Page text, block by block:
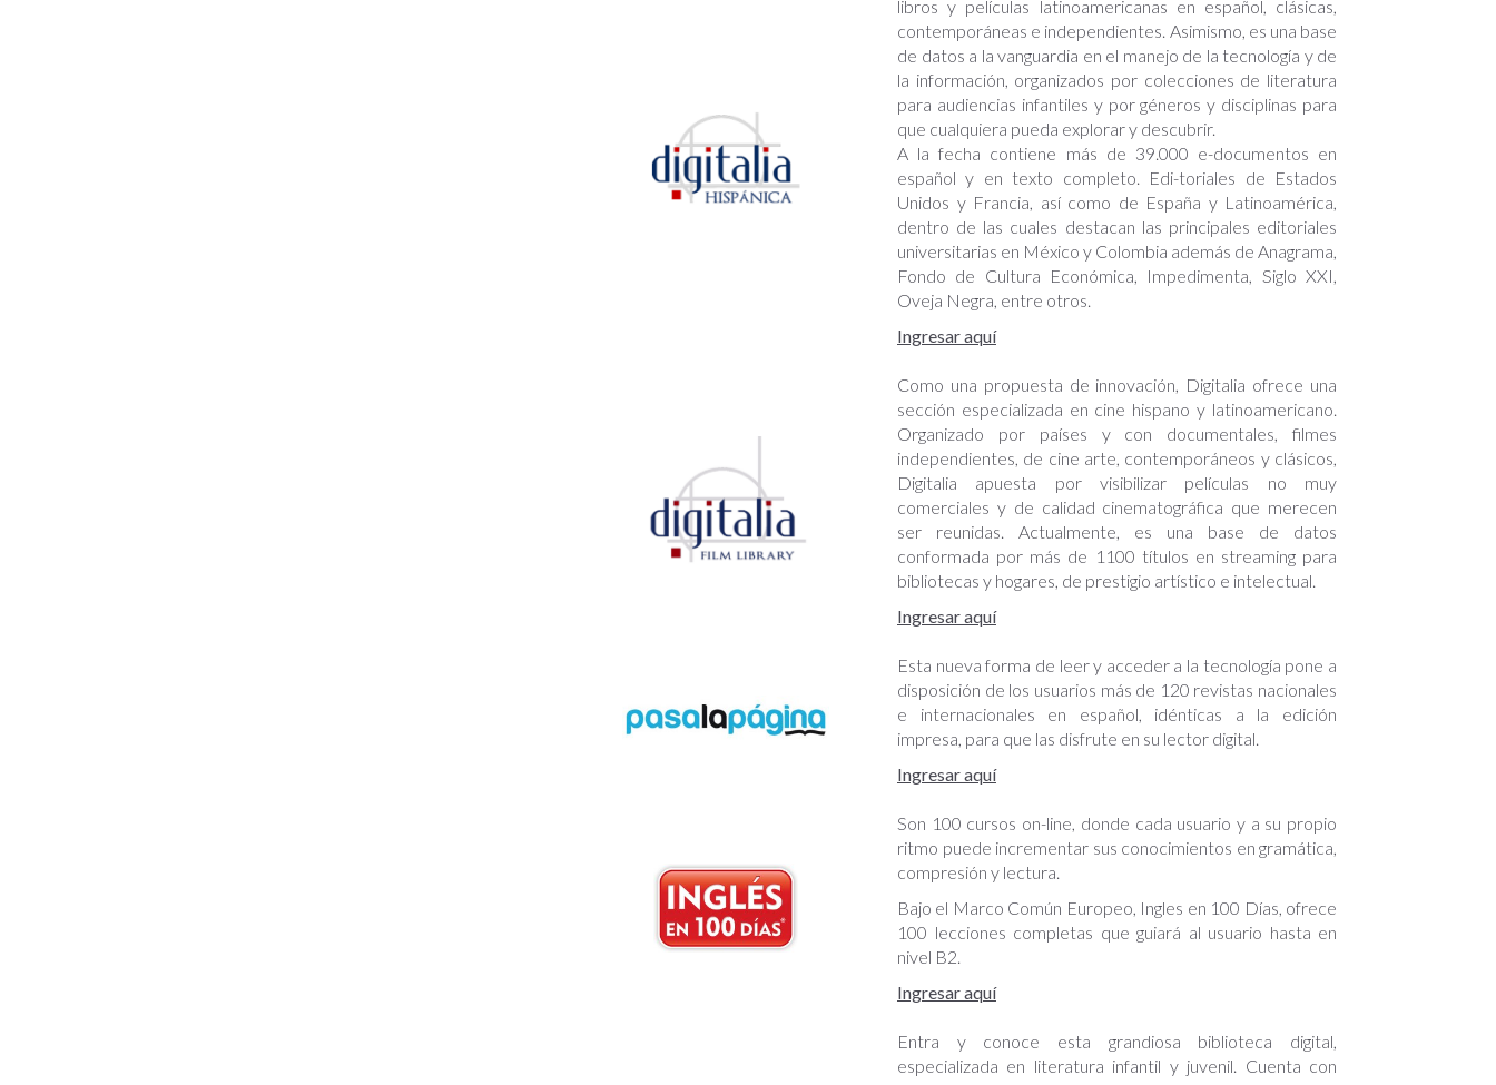
libros y películas latinoamericanas en español, clásicas,
contemporáneas e independientes. Asimismo, es una base
de datos a la vanguardia en el manejo de la tecnología y de
la información, organizados por colecciones de literatura
para audiencias infantiles y por géneros y disciplinas para
que cualquiera pueda explorar y descubrir.
A la fecha contiene más de 39.000 e-documentos en
español y en texto completo. Edi-toriales de Estados
Unidos y Francia, así como de España y Latinoamérica,
dentro de las cuales destacan las principales editoriales
universitarias en México y Colombia además de Anagrama,
Fondo de Cultura Económica, Impedimenta, Siglo XXI,
Oveja Negra, entre otros.
Ingresar aquí
Como una propuesta de innovación, Digitalia ofrece una
sección especializada en cine hispano y latinoamericano.
Organizado por países y con documentales, filmes
independientes, de cine arte, contemporáneos y clásicos,
Digitalia apuesta por visibilizar películas no muy
comerciales y de calidad cinematográfica que merecen
ser reunidas. Actualmente, es una base de datos
conformada por más de 1100 títulos en streaming para
bibliotecas y hogares, de prestigio artístico e intelectual.
Ingresar aquí
Esta nueva forma de leer y acceder a la tecnología pone a
disposición de los usuarios más de 120 revistas nacionales
e internacionales en español, idénticas a la edición
impresa, para que las disfrute en su lector digital.
Ingresar aquí
Son 100 cursos on-line, donde cada usuario y a su propio
ritmo puede incrementar sus conocimientos en gramática,
compresión y lectura.
Bajo el Marco Común Europeo, Ingles en 100 Días, ofrece
100 lecciones completas que guiará al usuario hasta en
nivel B2.
Ingresar aquí
Entra y conoce esta grandiosa biblioteca digital,
especializada en literatura infantil y juvenil. Cuenta con